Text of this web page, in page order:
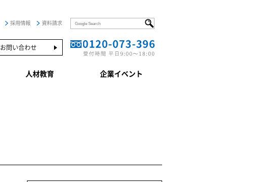
採用情報 資料請求
お問い合わせ
人材教育 企業イベント